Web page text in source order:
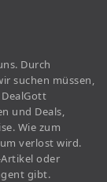
Durch
suchen müssen,
und Deals,
Wie zum
verlost wird.
oder
gibt.